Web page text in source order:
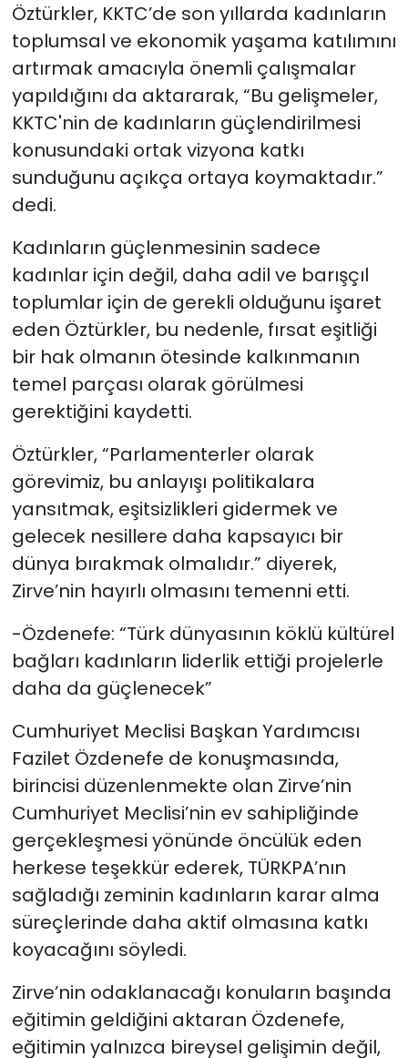
Öztürkler, KKTC’de son yıllarda kadınların
toplumsal ve ekonomik yaşama katılımını
artırmak amacıyla önemli çalışmalar
yapıldığını da aktararak, “Bu gelişmeler,
KKTC'nin de kadınların güçlendirilmesi
konusundaki ortak vizyona katkı
sunduğunu açıkça ortaya koymaktadır.”
dedi.
Kadınların güçlenmesinin sadece
kadınlar için değil, daha adil ve barışçıl
toplumlar için de gerekli olduğunu işaret
eden Öztürkler, bu nedenle, fırsat eşitliği
bir hak olmanın ötesinde kalkınmanın
temel parçası olarak görülmesi
gerektiğini kaydetti.
Öztürkler, “Parlamenterler olarak
görevimiz, bu anlayışı politikalara
yansıtmak, eşitsizlikleri gidermek ve
gelecek nesillere daha kapsayıcı bir
dünya bırakmak olmalıdır.” diyerek,
Zirve’nin hayırlı olmasını temenni etti.
-Özdenefe: “Türk dünyasının köklü kültürel
bağları kadınların liderlik ettiği projelerle
daha da güçlenecek”
Cumhuriyet Meclisi Başkan Yardımcısı
Fazilet Özdenefe de konuşmasında,
birincisi düzenlenmekte olan Zirve’nin
Cumhuriyet Meclisi’nin ev sahipliğinde
gerçekleşmesi yönünde öncülük eden
herkese teşekkür ederek, TÜRKPA’nın
sağladığı zeminin kadınların karar alma
süreçlerinde daha aktif olmasına katkı
koyacağını söyledi.
Zirve’nin odaklanacağı konuların başında
eğitimin geldiğini aktaran Özdenefe,
eğitimin yalnızca bireysel gelişimin değil,